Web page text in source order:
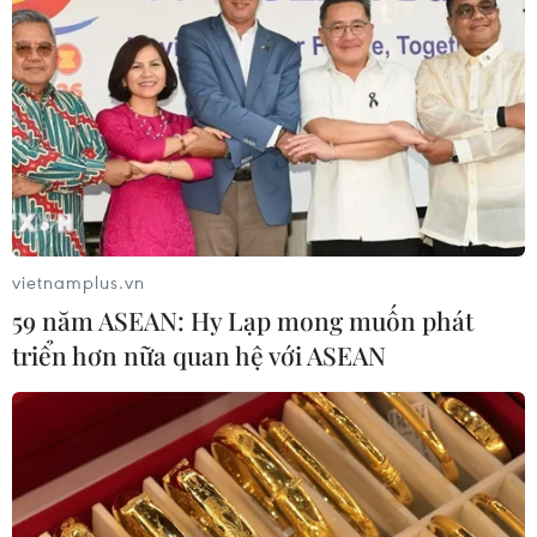
Chuyến bay đầu tiên kết nối Hokkaido của
Nhật Bản với Quảng Ninh
16/11/2023 11:58
vietnamplus.vn
59 năm ASEAN: Hy Lạp mong muốn phát
triển hơn nữa quan hệ với ASEAN